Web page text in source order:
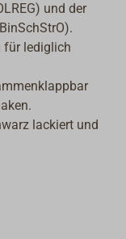
und der
für lediglich
lackiert und